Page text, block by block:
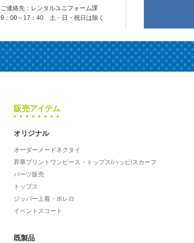
ご連絡先：レンタルユニフォーム課
9：00～17：40 土・日・祝日は除く
販売アイテム
オリジナル
オーダーメードネクタイ
昇華プリントワンピース・トップス/ハッピ/スカーフ
パーツ販売
トップス
ジッパー上着・ボレロ
イベントスコート
既製品